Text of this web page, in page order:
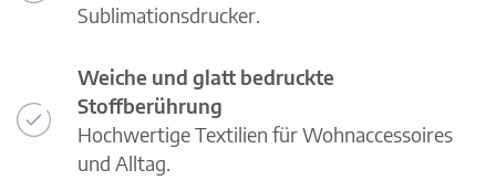
Sublimationsdrucker.
Weiche und glatt bedruckte
Stoffberührung
Hochwertige Textilien für Wohnaccessoires
und Alltag.